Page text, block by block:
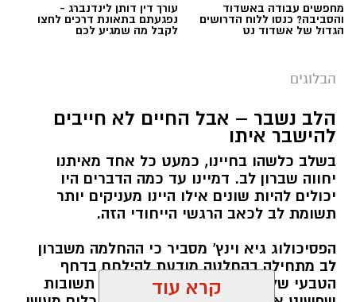
‏כדי לעקוב אחרי הערוץ יישובניק נט ב-WhatsApp:‏‏‏
יש לכם מידע חשוב שטרם נחשף? צילומים מאירוע
חדשותי? מצאתם טעות בכתבה? נשמח שתשתפו
אותנו
מחפשים עבודה באשדוד
והסביבה? כנסו ללוח הדרושים
הגדול של אשדוד נט
עורך דין דותן לינדנברג -
נפגעתם בתאונת דרכים לחצו
לקבל מה שמגיע לכם
הבלוגים
הלב נשבר – אבל החיים לא חייבים
להישבר איתו
בשלב כלשהו בחיינו, כמעט כל אחד מאיתנו
יחווה שברון לב. דמיינו עד כמה הדברים היו
יכולים להיות שונים אילו היינו מעניקים יותר
תשומת לב לכאב הרגשי הייחודי הזה.
הפסיכולוג גיא וינץ' מסביר כי ההחלמה משברון
לב מתחילה בהחלטה מודעת להילחם בדחף
הטבעי שלנו לייפות את העבר ולחפש תשובות
קרא עוד